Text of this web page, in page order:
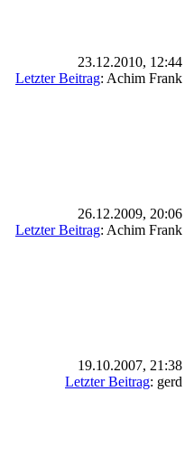
23.12.2010, 12:44
Letzter Beitrag: Achim Frank
26.12.2009, 20:06
Letzter Beitrag: Achim Frank
19.10.2007, 21:38
Letzter Beitrag: gerd